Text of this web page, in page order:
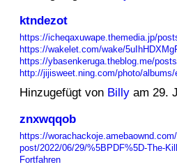
ktndezot
https://icheqaxuwape.themedia.jp/
https://wakelet.com/wake/
https://ybasenkeruga.theblog.me/
http://jijisweet.ning.com/photo/albums/
Hinzugefügt von Billyam 29.
znxwqqob
https://
post/2022/06/29/%5BPDF%5D-The-
Fortfahren